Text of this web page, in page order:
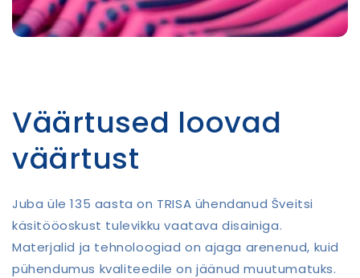
Väärtused loovad
väärtust
Juba üle 135 aasta on TRISA ühendanud Šveitsi
käsitööoskust tulevikku vaatava disainiga.
Materjalid ja tehnoloogiad on ajaga arenenud, kuid
pühendumus kvaliteedile on jäänud muutumatuks.